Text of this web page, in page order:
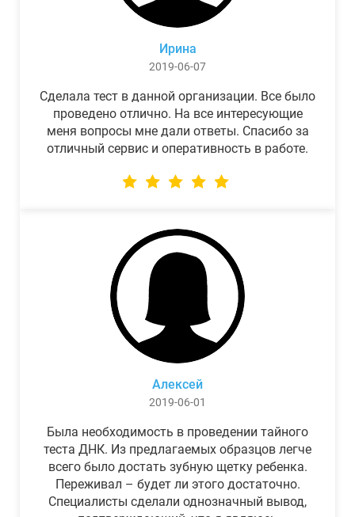
Ирина
2019-06-07
Сделала тест в данной организации. Все было
проведено отлично. На все интересующие
меня вопросы мне дали ответы. Спасибо за
отличный сервис и оперативность в работе.
Алексей
2019-06-01
Была необходимость в проведении тайного
теста ДНК. Из предлагаемых образцов легче
всего было достать зубную щетку ребенка.
Переживал – будет ли этого достаточно.
Специалисты сделали однозначный вывод,